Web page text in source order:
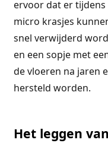
ervoor dat er
micro krasjes
snel verwijderd
en een sopje met
de vloeren na jaren
hersteld worden.
Het leggen